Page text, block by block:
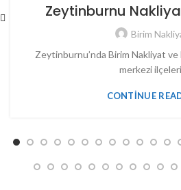
Zeytinburnu
Birim
Zeytinburnu’nda Birim Nakliyat ve
merkezi
CONTINUE